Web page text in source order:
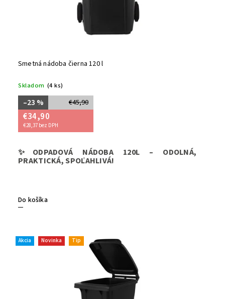
Smetná nádoba čierna 120 l
Skladom (4 ks)
€45,90
–23 %
€34,90
€28,37 bez DPH
Do košíka
✨ODPADOVÁ NÁDOBA 120L – ODOLNÁ,
PRAKTICKÁ, SPOĽAHLIVÁ!
Akcia Novinka Tip